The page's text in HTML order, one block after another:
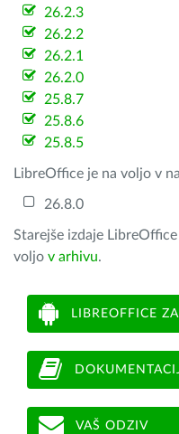
26.2.3
26.2.2
26.2.1
26.2.0
25.8.7
25.8.6
25.8.5
LibreOffice je na voljo v
26.8.0
Starejše izdaje
voljo v arhivu.
LIBREOFFICE
VAŠ ODZIV